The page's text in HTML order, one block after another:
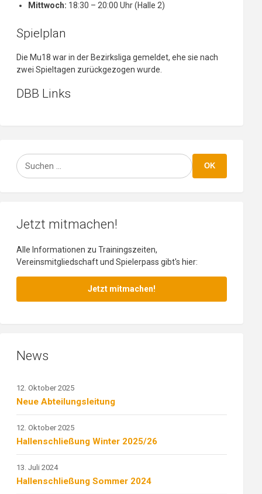
Mittwoch: 18:30 – 20:00 Uhr (Halle 2)
Spielplan
Die Mu18 war in der Bezirksliga gemeldet, ehe sie nach
zwei Spieltagen zurückgezogen wurde.
DBB Links
Suchen
OK
Jetzt mitmachen!
Alle Informationen zu Trainingszeiten,
Vereinsmitgliedschaft und Spielerpass gibt's hier:
Jetzt mitmachen!
News
Neue Abteilungsleitung
12. Oktober 2025
Hallenschließung Winter 2025/26
12. Oktober 2025
Hallenschließung Sommer 2024
13. Juli 2024